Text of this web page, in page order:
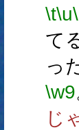
\t\u
て
っ
\w9
じ